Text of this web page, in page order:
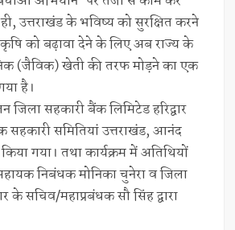
उत्तराखंड के भविष्य को सुरक्षित करने
को बढ़ावा देने के लिए अब राज्य के
(जैविक) खेती की तरफ मोड़ने का एक
है।
जिला सहकारी बैंक लिमिटेड हरिद्वार
समितियां उत्तराखंड, आनंद
गया। तथा कार्यक्रम में अतिथियों
निबंधक मोनिका चुनेरा व जिला
के सचिव/महाप्रबंधक सौ सिंह द्वारा